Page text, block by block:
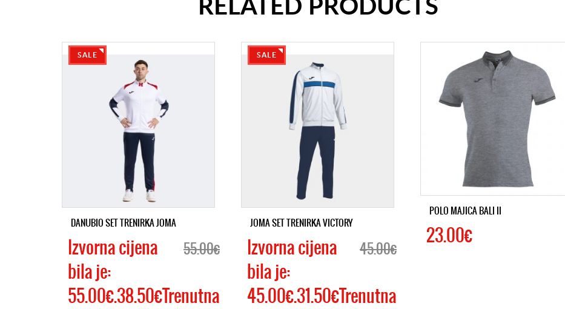
RELATED PRODUCTS
SALE
DANUBIO SET TRENIRKA JOMA
55.00€
Izvorna cijena
bila je:
55.00€.38.50€Trenutna
SALE
JOMA SET TRENIRKA VICTORY
45.00€
Izvorna cijena
bila je:
45.00€.31.50€Trenutna
POLO MAJICA BALI II
23.00€